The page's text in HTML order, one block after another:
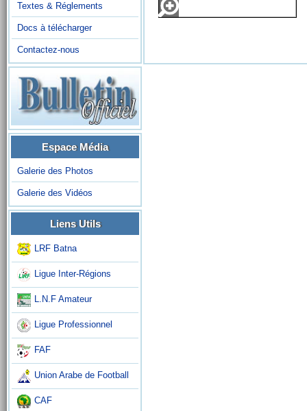
Textes & Réglements
Docs à télécharger
Contactez-nous
Espace Média
Galerie des Photos
Galerie des Vidéos
Liens Utils
LRF Batna
Ligue Inter-Régions
L.N.F Amateur
Ligue Professionnel
FAF
Union Arabe de Football
CAF